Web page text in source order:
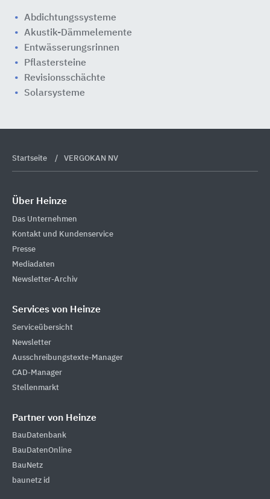
Abdichtungssysteme
Akustik-Dämmelemente
Entwässerungsrinnen
Pflastersteine
Revisionsschächte
Solarsysteme
Startseite VERGOKAN NV
Über Heinze
Das Unternehmen
Kontakt und Kundenservice
Presse
Mediadaten
Newsletter-Archiv
Services von Heinze
Serviceübersicht
Newsletter
Ausschreibungstexte-Manager
CAD-Manager
Stellenmarkt
Partner von Heinze
BauDatenbank
BauDatenOnline
BauNetz
baunetz id